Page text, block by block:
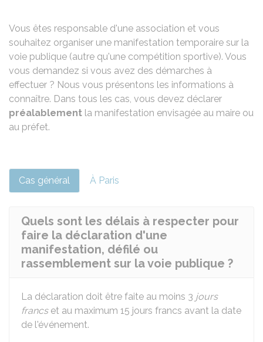
Vous êtes responsable d'une association et vous
souhaitez organiser une manifestation temporaire sur la
voie publique (autre qu'une compétition sportive). Vous
vous demandez si vous avez des démarches à
effectuer ? Nous vous présentons les informations à
connaître. Dans tous les cas, vous devez déclarer
préalablement la manifestation envisagée au maire ou
au préfet.
Cas général À Paris
Quels sont les délais à respecter pour
faire la déclaration d'une
manifestation, défilé ou
rassemblement sur la voie publique ?
La déclaration doit être faite au moins 3 jours
francset au maximum 15 jours francs avant la date
de l'événement.